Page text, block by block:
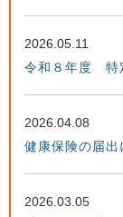
2026.05.11
令和８年度 特
2026.04.08
健康保険の届
2026.03.05